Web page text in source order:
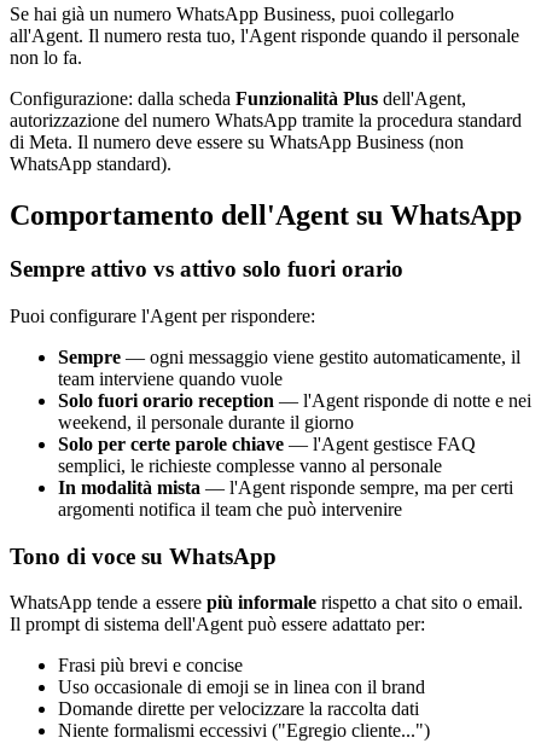
Se hai già un numero WhatsApp Business, puoi collegarlo
all'Agent. Il numero resta tuo, l'Agent risponde quando il personale
non lo fa.
Configurazione: dalla scheda Funzionalità Plus dell'Agent,
autorizzazione del numero WhatsApp tramite la procedura standard
di Meta. Il numero deve essere su WhatsApp Business (non
WhatsApp standard).
Comportamento dell'Agent su WhatsApp
Sempre attivo vs attivo solo fuori orario
Puoi configurare l'Agent per rispondere:
Sempre — ogni messaggio viene gestito automaticamente, il
team interviene quando vuole
Solo fuori orario reception — l'Agent risponde di notte e nei
weekend, il personale durante il giorno
Solo per certe parole chiave — l'Agent gestisce FAQ
semplici, le richieste complesse vanno al personale
In modalità mista — l'Agent risponde sempre, ma per certi
argomenti notifica il team che può intervenire
Tono di voce su WhatsApp
WhatsApp tende a essere più informale rispetto a chat sito o email.
Il prompt di sistema dell'Agent può essere adattato per:
Frasi più brevi e concise
Uso occasionale di emoji se in linea con il brand
Domande dirette per velocizzare la raccolta dati
Niente formalismi eccessivi ("Egregio cliente...")